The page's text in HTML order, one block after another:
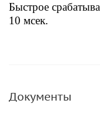
Быстрое
10 мсек.
Документы